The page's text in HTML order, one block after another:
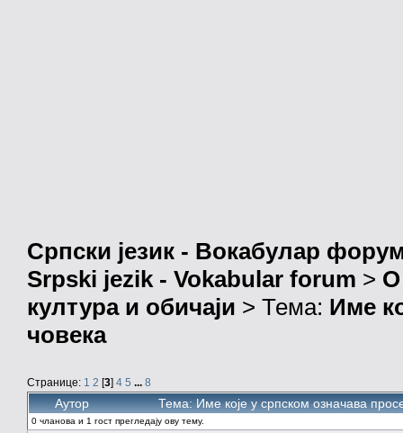
Српски језик - Вокабулар
Srpski jezik - Vokabular forum > О
култура и обичаји > Тема: Име
човека
Странице: 1 2 [3] 4 5 ... 8
Аутор Тема: Име које у српском означава
0 чланова и 1 гост прегледају ову тему.